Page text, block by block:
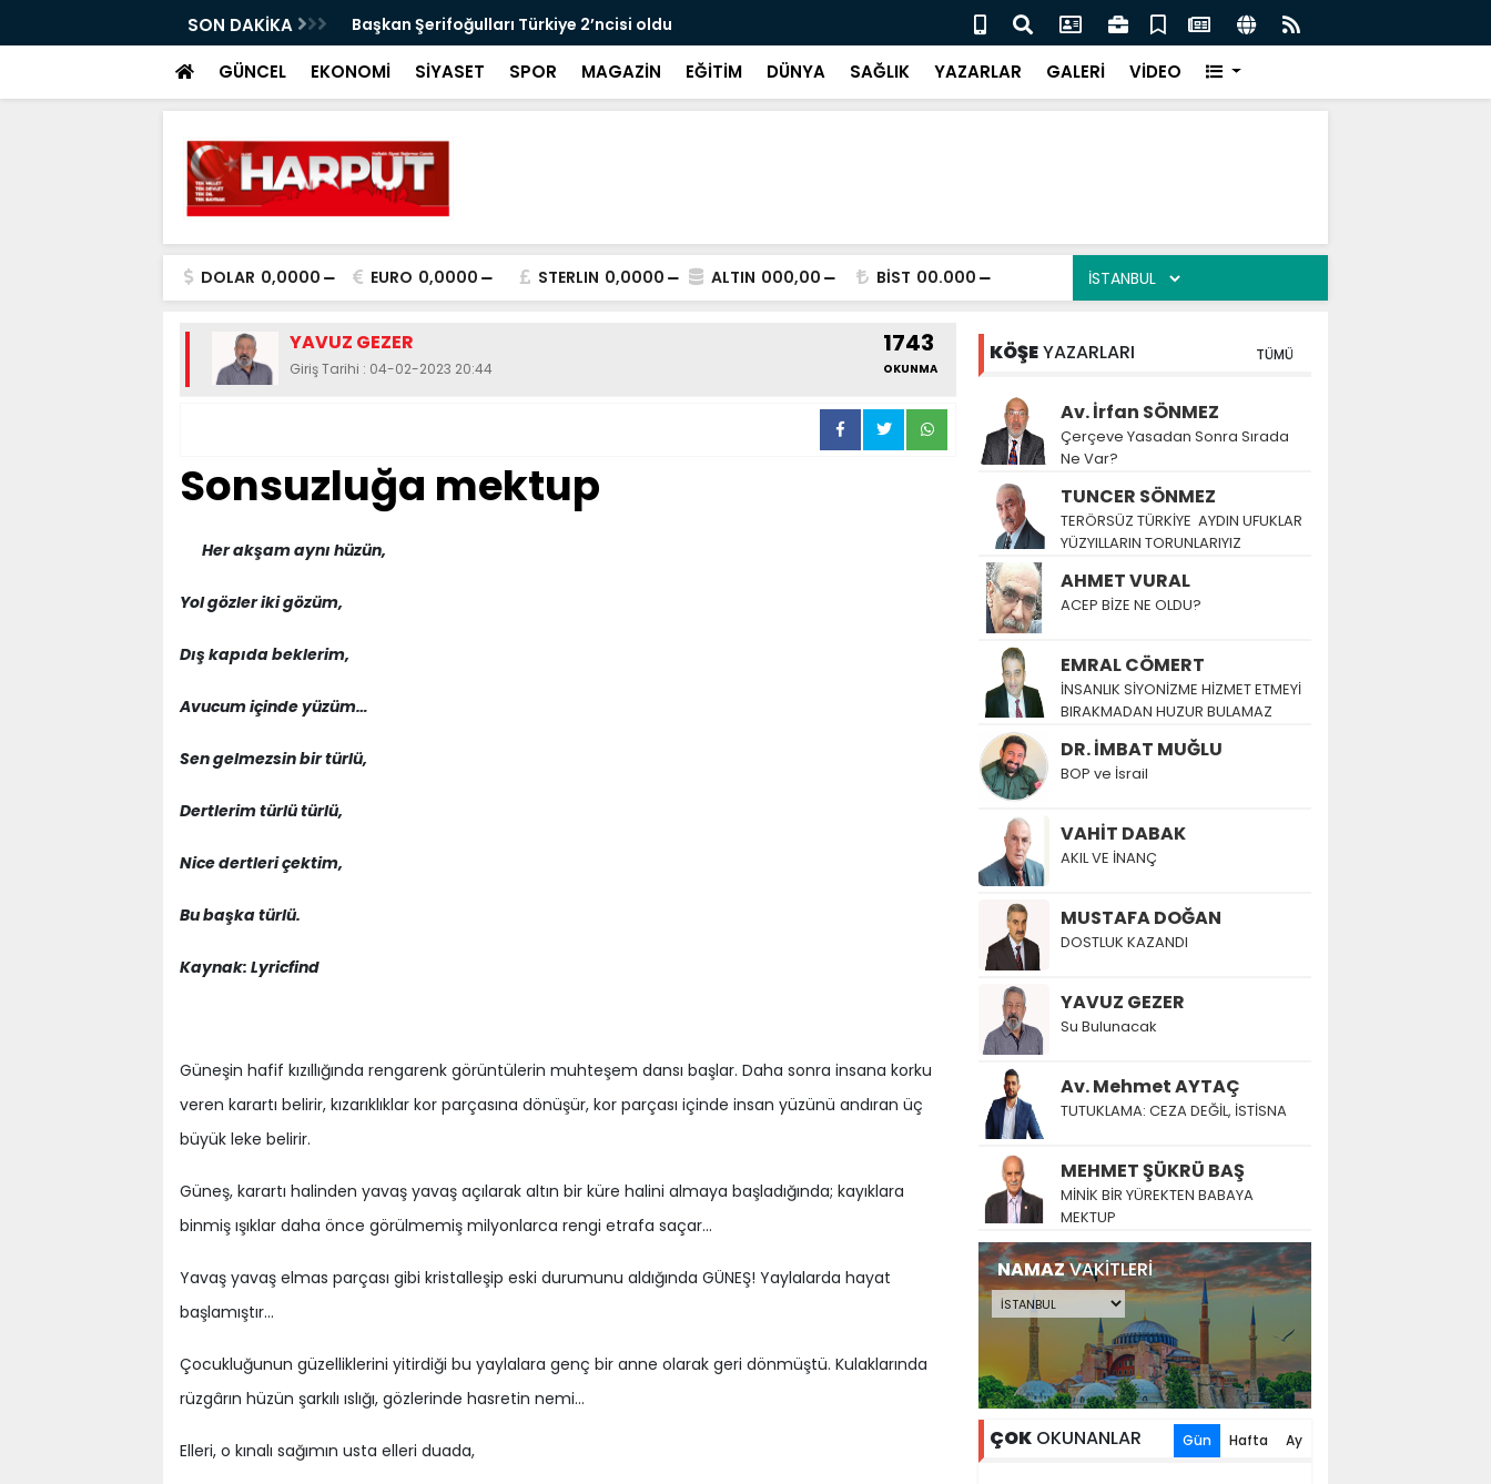
SON DAKİKA Başkan Şerifoğulları Türkiye 2’ncisi oldu Haykır’dan festivaldeki görüntülere tepki
GÜNCEL EKONOMİ SİYASET SPOR MAGAZİN EĞİTİM DÜNYA SAĞLIK YAZARLAR GALERİ VİDEO
DOLAR 0,0000 EURO 0,0000 STERLIN 0,0000 ALTIN 000,00 BİST 00.000
YAVUZ GEZER
Giriş Tarihi : 04-02-2023 20:44
1743
OKUNMA
Sonsuzluğa mektup
Her akşam aynı hüzün,
Yol gözler iki gözüm,
Dış kapıda beklerim,
Avucum içinde yüzüm…
Sen gelmezsin bir türlü,
Dertlerim türlü türlü,
Nice dertleri çektim,
Bu başka türlü.
Kaynak: Lyricfind
Güneşin hafif kızıllığında rengarenk görüntülerin muhteşem dansı başlar. Daha sonra insana korku
veren karartı belirir, kızarıklıklar kor parçasına dönüşür, kor parçası içinde insan yüzünü andıran üç
büyük leke belirir.
Güneş, karartı halinden yavaş yavaş açılarak altın bir küre halini almaya başladığında; kayıklara
binmiş ışıklar daha önce görülmemiş milyonlarca rengi etrafa saçar…
Yavaş yavaş elmas parçası gibi kristalleşip eski durumunu aldığında GÜNEŞ! Yaylalarda hayat
başlamıştır…
Çocukluğunun güzelliklerini yitirdiği bu yaylalara genç bir anne olarak geri dönmüştü. Kulaklarında
rüzgârın hüzün şarkılı ıslığı, gözlerinde hasretin nemi…
Elleri, o kınalı sağımın usta elleri duada,
KÖŞEYAZARLARI TÜMÜ
Av. İrfan SÖNMEZ
Çerçeve Yasadan Sonra Sırada
Ne Var?
TUNCER SÖNMEZ
TERÖRSÜZ TÜRKİYE AYDIN UFUKLAR
YÜZYILLARIN TORUNLARIYIZ
AHMET VURAL
ACEP BİZE NE OLDU?
EMRAL CÖMERT
İNSANLIK SİYONİZME HİZMET ETMEYİ
BIRAKMADAN HUZUR BULAMAZ
DR. İMBAT MUĞLU
BOP ve İsrail
VAHİT DABAK
AKIL VE İNANÇ
MUSTAFA DOĞAN
DOSTLUK KAZANDI
YAVUZ GEZER
Su Bulunacak
Av. Mehmet AYTAÇ
TUTUKLAMA: CEZA DEĞİL, İSTİSNA
MEHMET ŞÜKRÜ BAŞ
MİNİK BİR YÜREKTEN BABAYA
MEKTUP
NAMAZVAKİTLERİ
ÇOK OKUNANLAR Gün Hafta Ay